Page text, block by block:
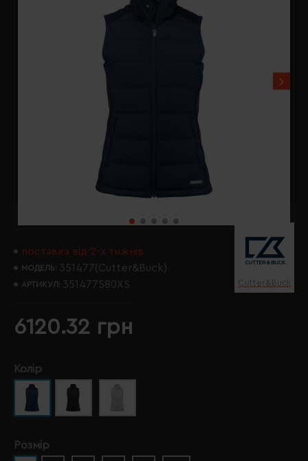
поставка від 2-х тижнів
МОДЕЛЬ: 351477(Cutter&Buck)
АРТИКУЛ: 351477580XS Cutter&Buck
6120.32 грн
Колір
Розмір